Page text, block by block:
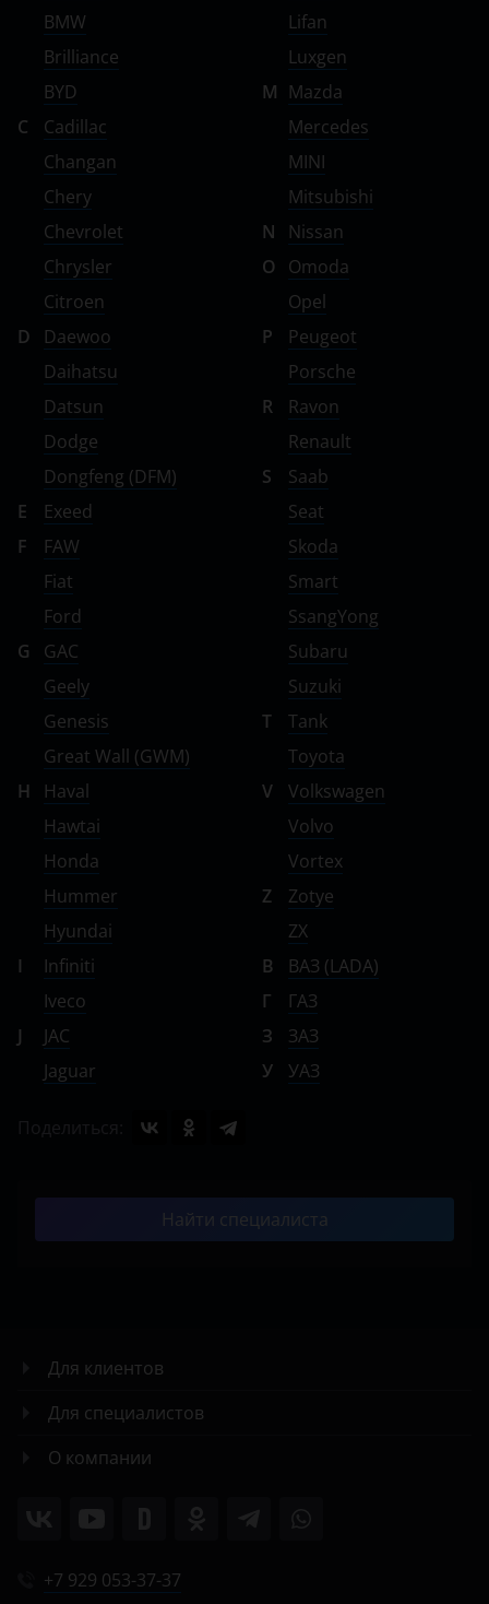
BMW
Brilliance
BYD
C
Cadillac
Changan
Chery
Chevrolet
Chrysler
Citroen
D
Daewoo
Daihatsu
Datsun
Dodge
Dongfeng (DFM)
E
Exeed
F
FAW
Fiat
Ford
G
GAC
Geely
Genesis
Great Wall (GWM)
H
Haval
Hawtai
Honda
Hummer
Hyundai
I
Infiniti
Iveco
J
JAC
Jaguar
Lifan
Luxgen
M Mazda
Mercedes
MINI
Mitsubishi
N
Nissan
O
Omoda
Opel
P
Peugeot
Porsche
R
Ravon
Renault
S
Saab
Seat
Skoda
Smart
SsangYong
Subaru
Suzuki
T
Tank
Toyota
V
Volkswagen
Volvo
Vortex
Z
Zotye
ZX
В
ВАЗ (LADA)
Г
ГАЗ
З
ЗАЗ
У
УАЗ
Найти специалиста
Для клиентов
Для специалистов
О компании
+7 929 053-37-37